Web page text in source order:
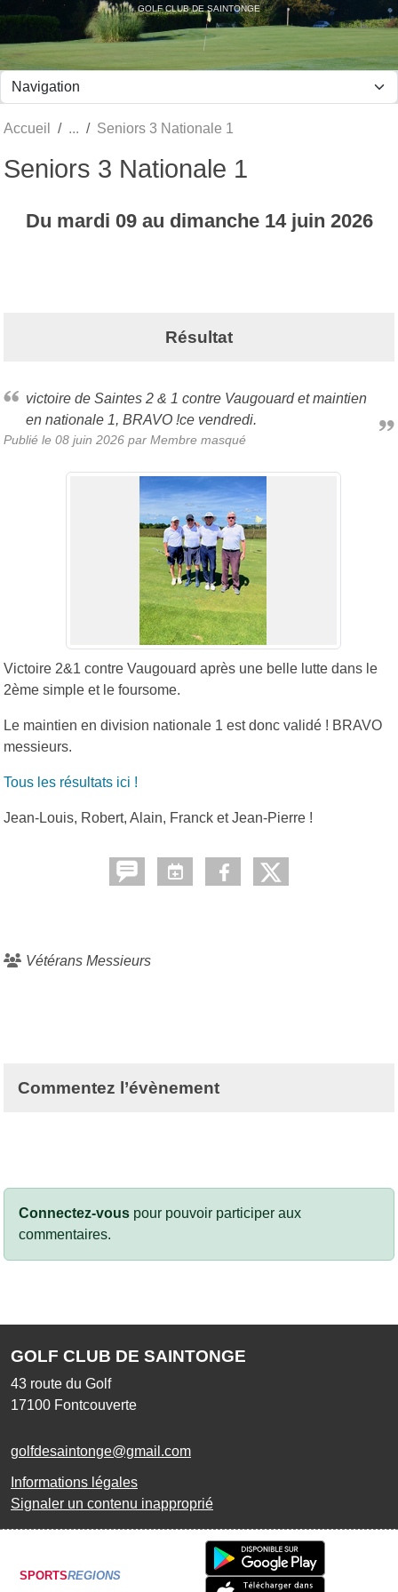
GOLF CLUB DE SAINTONGE
Accueil Seniors 3 Nationale 1
Seniors 3 Nationale 1
Du mardi 09au dimanche 14 juin 2026
Résultat
victoire de Saintes 2 & 1 contre Vaugouard et maintien
en nationale 1, BRAVO !ce vendredi.
Publié le 08 juin 2026 par Membre masqué
Victoire 2&1 contre Vaugouard après une belle lutte dans le
2ème simple et le foursome.
Le maintien en division nationale 1 est donc validé ! BRAVO
messieurs.
Tous les résultats ici !
Jean-Louis, Robert, Alain, Franck et Jean-Pierre !
Vétérans Messieurs
Commentez l’évènement
Connectez-vous pour pouvoir participer aux
commentaires.
GOLF CLUB DE SAINTONGE
43 route du Golf
17100 Fontcouverte
golfdesaintonge@gmail.com
Informations légales
Signaler un contenu inapproprié
SPORTSREGIONS
Panneau de gestion des cookies